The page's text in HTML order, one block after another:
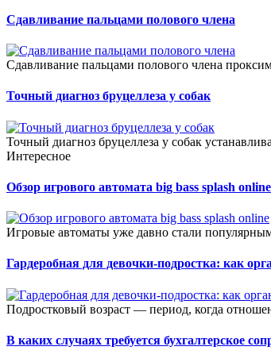
Сдавливание пальцами полового члена
Сдавливание пальцами полового члена
Точный диагноз бруцеллеза у собак
Точный диагноз бруцеллеза у собак
Интересное
Обзор игрового автомата big bass splash online
Игровые автоматы уже давно стали
Гардеробная для девочки-подростка: как
Подростковый возраст — период, когда
В каких случаях требуется бухгалтерское